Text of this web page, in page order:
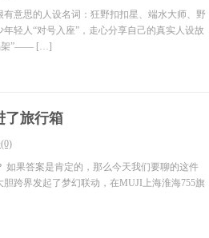
意思的人设名词：狂野扣扣星、端水大师、野
轻人“对号入座”，走心分享自己的真实人设故
架”—— […]
了旅行箱
如果答案是肯定的，那么今天我们要聊的这件
跨界发起了梦幻联动，在MUJI上海淮海755旗